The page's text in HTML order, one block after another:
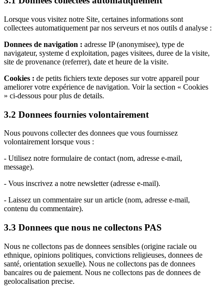
Lorsque vous visitez notre Site, certaines informations sont
collectees automatiquement par nos serveurs et nos outils d analyse :
Donnees de navigation : adresse IP (anonymisee), type de
navigateur, systeme d exploitation, pages visitees, duree de la visite,
site de provenance (referrer), date et heure de la visite.
Cookies : de petits fichiers texte deposes sur votre appareil pour
ameliorer votre expérience de navigation. Voir la section « Cookies
» ci-dessous pour plus de details.
3.2 Donnees fournies volontairement
Nous pouvons collecter des donnees que vous fournissez
volontairement lorsque vous :
- Utilisez notre formulaire de contact (nom, adresse e-mail,
message).
- Vous inscrivez a notre newsletter (adresse e-mail).
- Laissez un commentaire sur un article (nom, adresse e-mail,
contenu du commentaire).
3.3 Donnees que nous ne collectons PAS
Nous ne collectons pas de donnees sensibles (origine raciale ou
ethnique, opinions politiques, convictions religieuses, donnees de
santé, orientation sexuelle). Nous ne collectons pas de donnees
bancaires ou de paiement. Nous ne collectons pas de donnees de
geolocalisation precise.